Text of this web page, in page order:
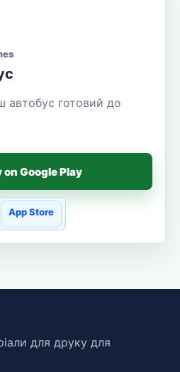
автобус готовий до
on Google Play
App Store
для друку для